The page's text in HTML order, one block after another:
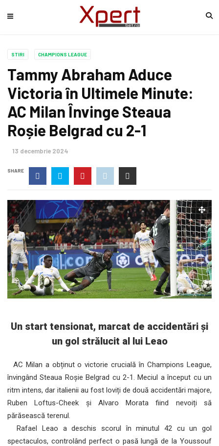
STIRI CHAMPIONS LEAGUE
Tammy Abraham Aduce
Victoria în Ultimele Minute:
AC Milan Învinge Steaua
Roșie Belgrad cu 2-1
13 decembrie 2024
SHARE
Un start tensionat, marcat de accidentări și
un gol strălucit al lui Leao
AC Milan a obținut o victorie crucială în Champions League,
învingând Steaua Roșie Belgrad cu 2-1. Meciul a început cu un
ritm intens, dar italienii au fost loviți de două accidentări majore,
Ruben Loftus-Cheek și Alvaro Morata fiind nevoiți să
părăsească terenul.
Rafael Leao a deschis scorul în minutul 42 cu un gol
spectaculos, controlând perfect o pasă lungă de la Youssouf